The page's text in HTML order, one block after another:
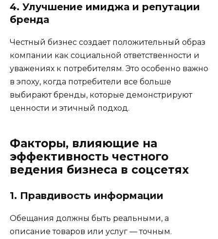
4. Улучшение имиджа и репутации
бренда
Честный бизнес создает положительный образ
компании как социальной ответственности и
уважениях к потребителям. Это особенно важно
в эпоху, когда потребители все больше
выбирают бренды, которые демонстрируют
ценности и этичный подход.
Факторы, влияющие на
эффективность честного
ведения бизнеса в соцсетях
1. Правдивость информации
Обещания должны быть реальными, а
описание товаров или услуг — точным.